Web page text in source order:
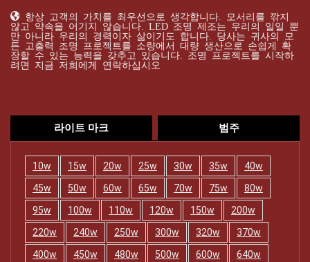
항상 고객의 가치를 최우선으로 생각합니다. 모서리를 깎지
않고 약속을 어기지 않습니다. LED 조명 제조는 우리의 일일 뿐
만 아니라 우리의 경력이자 삶이기도 합니다. 당사는 귀사의 모
든 고출력 조명 프로젝트를 소량에서 대량 생산으로 손쉽게 확
장할 수 있는 능력을 갖추고 있습니다. 조명 프로젝트를 시작하
려면 지금 저희에게 연락하십시오
라이트 마크 범주
10w 15w 20w 25w 30w 35w
40w
45w
50w 60w 65w 70w 75w
80w
95w
100w 110w 120w 150w
200w
220w
240w 250w 300w 320w
370w
400w
450w 480w 500w 600w 640w